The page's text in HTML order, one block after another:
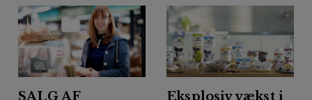
SALG AF
Eksplosiv vækst i